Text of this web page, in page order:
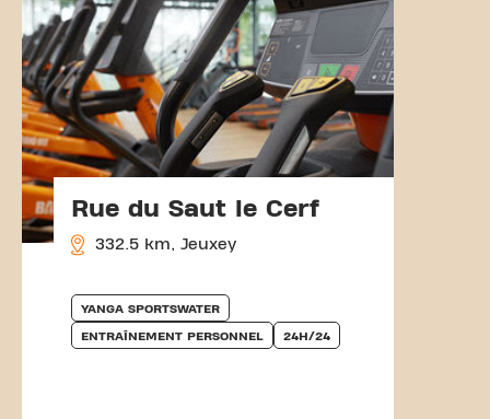
Rue du Saut le Cerf
332.5 km, Jeuxey
YANGA SPORTSWATER
ENTRAÎNEMENT PERSONNEL 24H/24